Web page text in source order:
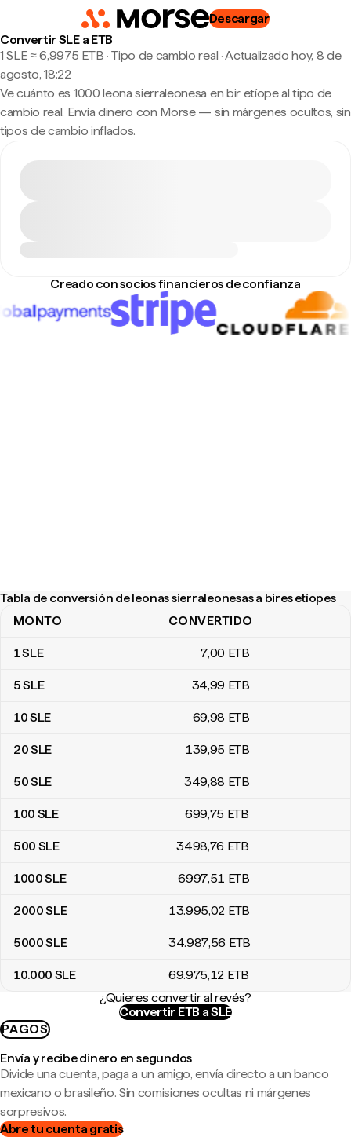
Descargar
Convertir SLE a ETB
1 SLE ≈ 6,9975 ETB · Tipo de cambio real ·Actualizado hoy, 8 de
agosto, 18:22
Ve cuánto es 1000 leona sierraleonesa en bir etíope al tipo de
cambio real. Envía dinero con Morse — sin márgenes ocultos, sin
tipos de cambio inflados.
Creado con socios financieros de confianza
Tabla de conversión de leonas sierraleonesas a bires etíopes
Tabla de conversión de leonas sierraleonesas a bires etíopes
MONTO CONVERTIDO
1SLE 7,00 ETB
5SLE 34,99 ETB
10SLE 69,98 ETB
20SLE 139,95 ETB
50SLE 349,88 ETB
100 SLE 699,75 ETB
500 SLE 3498,76 ETB
1000SLE 6997,51 ETB
2000SLE 13.995,02 ETB
5000SLE 34.987,56 ETB
10.000 SLE 69.975,12 ETB
¿Quieres convertir al revés?
Convertir ETB a SLE
PAGOS
Envía y recibe dinero en segundos
Divide una cuenta, paga a un amigo, envía directo a un banco
mexicano o brasileño. Sin comisiones ocultas ni márgenes
sorpresivos.
Abre tu cuenta gratis